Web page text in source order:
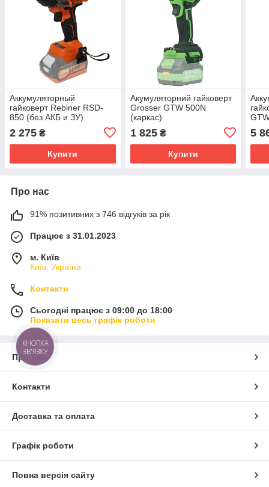
Аккумуляторный
гайковерт Rebiner RSD-
850 (без АКБ и ЗУ)
2 275 ₴
Купити
Акумуляторний гайковерт
Grosser GTW 500N
(каркас)
1 825₴
Купити
5
Про нас
91% позитивних з 746 відгуків за рік
Працює з 31.01.2023
м. Київ
Київ, Україна
Контакти
Сьогодні працює з 09:00 до 18:00
Показати весь графік роботи
Про нас
Контакти
Доставка та оплата
Графік роботи
Повна версія сайту
КНОПКА
ЗВ'ЯЗКУ